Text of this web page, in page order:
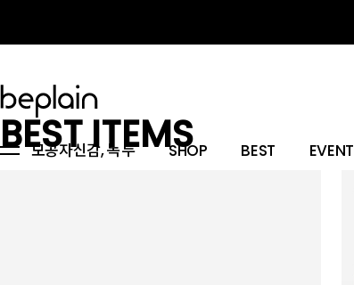
모공자신감, 녹두 SHOP BEST EVENT
BEST ITEMS